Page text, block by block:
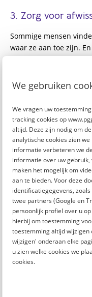
We gebruiken
We vragen uw
tracking cookies op
altijd. Deze zijn nodig om
analytische cookies zien
informatie verbeteren we
informatie over uw
maken het mogelijk om
aan te bieden. Voor deze
identificatiegegevens,
twee partners (Google en
persoonlijk profiel over u
hierbij om toestemming
toestemming altijd
wijzigen' onderaan elke
u zien welke cookies we
cookies.
3. Zorg voor
Sommige mensen
waar ze aan toe zijn.
te hebben. Maar
hetzelfde? Dan kan je
daarom eens je
door sommige taken
4. Bewaak je
Soms kost werk meer
'nee' kunt zeggen. Het
wees je bewust van je
opgejaagd of werk je
om assertiever te
5. Houd werk en
Als werk al je energie
ontspanning. Zorg
beginnen. Wil je hier